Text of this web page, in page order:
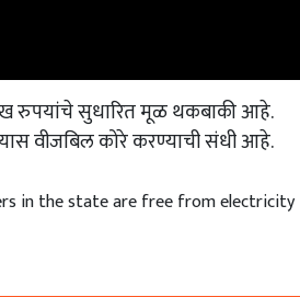
रुपयांचे सुधारित मूळ थकबाकी आहे.
वीजबिल कोरे करण्याची संधी आहे.
in the state are free from electricity